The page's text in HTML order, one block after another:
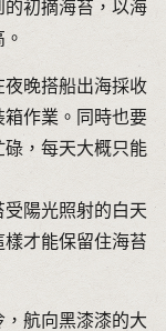
初摘海苔，以海
晚搭船出海採收
作業。同時也要
，每天大概只能
陽光照射的白天
才能保留住海苔
航向黑漆漆的大